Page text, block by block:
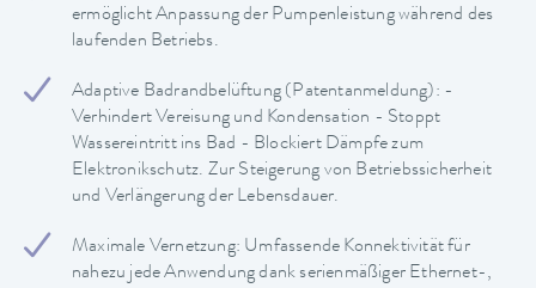
ermöglicht Anpassung der Pumpenleistung während des
laufenden Betriebs.
Adaptive Badrandbelüftung (Patentanmeldung): -
Verhindert Vereisung und Kondensation - Stoppt
Wassereintritt ins Bad - Blockiert Dämpfe zum
Elektronikschutz. Zur Steigerung von Betriebssicherheit
und Verlängerung der Lebensdauer.
Maximale Vernetzung: Umfassende Konnektivität für
nahezu jede Anwendung dank serienmäßiger Ethernet-,